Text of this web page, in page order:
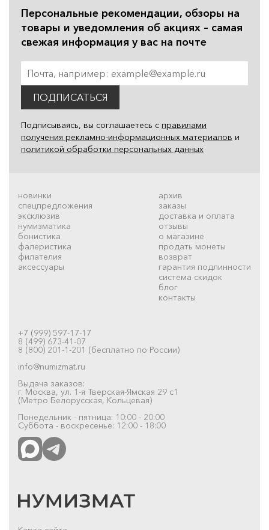
Персональные рекомендации, обзоры на
товары и уведомления об акциях – самая
свежая информация у вас на почте
ПОДПИСАТЬСЯ
Подписываясь, вы соглашаетесь с правилами
получения рекламно-информационных материалов и
политикой обработки персональных данных
новинки
спецпредложения
эксклюзив
нумизматика
бонистика
фалеристика
филателия
аксессуары
архив
заказы
доставка и оплата
отзывы
о магазине
продать монеты
возврат
гарантия подлинности
система скидок
блог
контакты
+7 (999) 597-17-17
8 (499) 673-41-07
8 (800) 201-1-201 (бесплатно по России)
info@numizmat.ru
Выдача заказов:
г. Москва, ул. 1-я Тверская-Ямская 29 с1
(Метро Белорусская, Кольцевая)
Понедельник - пятница: 10:00 - 20:00
Суббота - воскресенье: 12:00 - 18:00